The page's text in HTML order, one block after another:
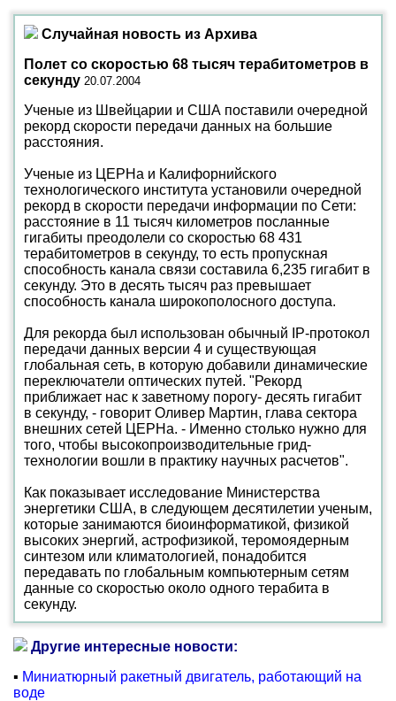
Случайная новость из Архива
Полет со скоростью 68 тысяч терабитометров в
секунду 20.07.2004
Ученые из Швейцарии и США поставили очередной
рекорд скорости передачи данных на большие
расстояния.
Ученые из ЦЕРНа и Калифорнийского
технологического института установили очередной
рекорд в скорости передачи информации по Сети:
расстояние в 11 тысяч километров посланные
гигабиты преодолели со скоростью 68 431
терабитометров в секунду, то есть пропускная
способность канала связи составила 6,235 гигабит в
секунду. Это в десять тысяч раз превышает
способность канала широкополосного доступа.
Для рекорда был использован обычный IP-протокол
передачи данных версии 4 и существующая
глобальная сеть, в которую добавили динамические
переключатели оптических путей. "Рекорд
приближает нас к заветному порогу- десять гигабит
в секунду, - говорит Оливер Мартин, глава сектора
внешних сетей ЦЕРНа. - Именно столько нужно для
того, чтобы высокопроизводительные грид-
технологии вошли в практику научных расчетов".
Как показывает исследование Министерства
энергетики США, в следующем десятилетии ученым,
которые занимаются биоинформатикой, физикой
высоких энергий, астрофизикой, теромоядерным
синтезом или климатологией, понадобится
передавать по глобальным компьютерным сетям
данные со скоростью около одного терабита в
секунду.
Другие интересные новости:
▪ Миниатюрный ракетный двигатель, работающий на
воде